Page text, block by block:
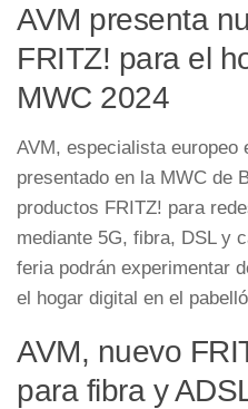
AVM presenta
FRITZ! para el
MWC 2024
AVM, especialista europeo
presentado en la MWC de
productos FRITZ! para
mediante 5G, fibra, DSL y
feria podrán experimentar
el hogar digital en el
AVM, nuevo
para fibra y